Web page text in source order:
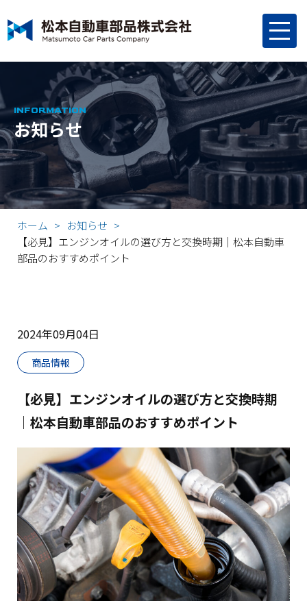
INFORMATION
お知らせ
ホーム
お知らせ
【必見】エンジンオイルの選び方と交換時期｜松本自動車
部品のおすすめポイント
2024年09月04日
商品情報
【必見】エンジンオイルの選び方と交換時期
｜松本自動車部品のおすすめポイント